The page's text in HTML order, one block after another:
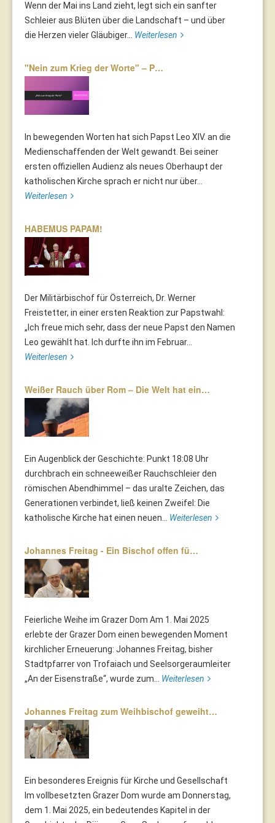
Wenn der Mai ins Land zieht, legt sich ein sanfter
Schleier aus Blüten über die Landschaft – und über
die Herzen vieler Gläubiger... Weiterlesen
"Nein zum Krieg der Worte" – P…
In bewegenden Worten hat sich Papst Leo XIV. an die
Medienschaffenden der Welt gewandt. Bei seiner
ersten offiziellen Audienz als neues Oberhaupt der
katholischen Kirche sprach er nicht nur über...
Weiterlesen
HABEMUS PAPAM!
Der Militärbischof für Österreich, Dr. Werner
Freistetter, in einer ersten Reaktion zur Papstwahl:
„Ich freue mich sehr, dass der neue Papst den Namen
Leo gewählt hat. Ich durfte ihn im Februar...
Weiterlesen
Weißer Rauch über Rom – Die Welt hat ein…
Ein Augenblick der Geschichte: Punkt 18:08 Uhr
durchbrach ein schneeweißer Rauchschleier den
römischen Abendhimmel – das uralte Zeichen, das
Generationen verbindet, ließ keinen Zweifel: Die
katholische Kirche hat einen neuen... Weiterlesen
Johannes Freitag - Ein Bischof offen fü…
Feierliche Weihe im Grazer Dom Am 1. Mai 2025
erlebte der Grazer Dom einen bewegenden Moment
kirchlicher Erneuerung: Johannes Freitag, bisher
Stadtpfarrer von Trofaiach und Seelsorgeraumleiter
„An der Eisenstraße“, wurde zum... Weiterlesen
Johannes Freitag zum Weihbischof geweiht…
Ein besonderes Ereignis für Kirche und Gesellschaft
Im vollbesetzten Grazer Dom wurde am Donnerstag,
dem 1. Mai 2025, ein bedeutendes Kapitel in der